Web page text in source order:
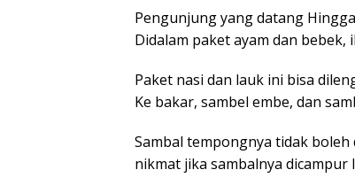
Pengunjung yang datang
Didalam paket ayam dan bebek,
Paket nasi dan lauk ini bisa
Ke bakar, sambel embe, dan
Sambal tempongnya tidak
nikmat jika sambalnya dicampur